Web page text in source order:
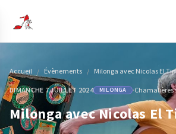
Accueil / Évènements / Milonga avec Nicolas El
DIMANCHE 7 JUILLET 2024 MILONGA ·Chamalières
Milonga avec Nicolas El